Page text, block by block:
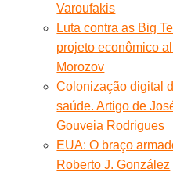
Varoufakis
Luta contra as Big
projeto econômico
Morozov
Colonização digital
saúde. Artigo de
Gouveia Rodrigues
EUA: O braço
Roberto J. González